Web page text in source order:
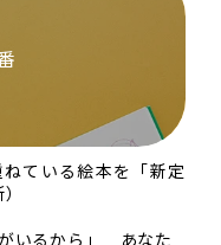
ている絵本を「新定
いるから」 あなた